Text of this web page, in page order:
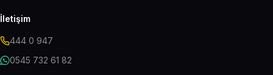
İletişim
444 0 947
0545 732 61 82